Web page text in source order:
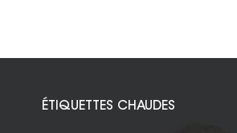
ÉTIQUETTES CHAUDES